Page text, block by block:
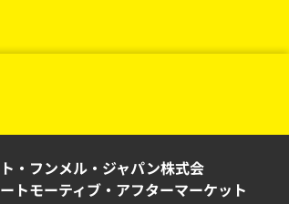
・フンメル・ジャパン株式会
ーティブ・アフターマーケット